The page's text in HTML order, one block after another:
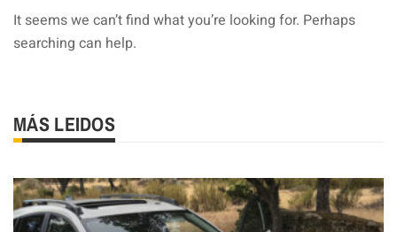
It seems we can’t find what you’re looking for. Perhaps
searching can help.
MÁS LEIDOS